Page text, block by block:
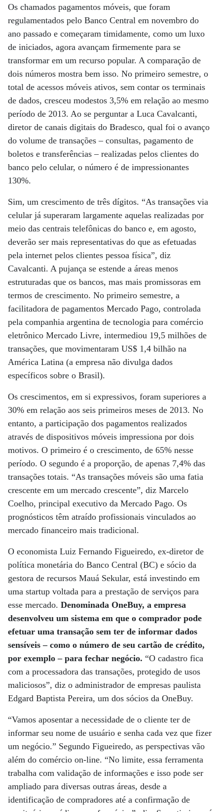
Os chamados pagamentos móveis, que foram
regulamentados pelo Banco Central em novembro do
ano passado e começaram timidamente, como um luxo
de iniciados, agora avançam firmemente para se
transformar em um recurso popular. A comparação de
dois números mostra bem isso. No primeiro semestre, o
total de acessos móveis ativos, sem contar os terminais
de dados, cresceu modestos 3,5% em relação ao mesmo
período de 2013. Ao se perguntar a Luca Cavalcanti,
diretor de canais digitais do Bradesco, qual foi o avanço
do volume de transações – consultas, pagamento de
boletos e transferências – realizadas pelos clientes do
banco pelo celular, o número é de impressionantes
130%.
Sim, um crescimento de três dígitos. “As transações via
celular já superaram largamente aquelas realizadas por
meio das centrais telefônicas do banco e, em agosto,
deverão ser mais representativas do que as efetuadas
pela internet pelos clientes pessoa física”, diz
Cavalcanti. A pujança se estende a áreas menos
estruturadas que os bancos, mas mais promissoras em
termos de crescimento. No primeiro semestre, a
facilitadora de pagamentos Mercado Pago, controlada
pela companhia argentina de tecnologia para comércio
eletrônico Mercado Livre, intermediou 19,5 milhões de
transações, que movimentaram US$ 1,4 bilhão na
América Latina (a empresa não divulga dados
específicos sobre o Brasil).
Os crescimentos, em si expressivos, foram superiores a
30% em relação aos seis primeiros meses de 2013. No
entanto, a participação dos pagamentos realizados
através de dispositivos móveis impressiona por dois
motivos. O primeiro é o crescimento, de 65% nesse
período. O segundo é a proporção, de apenas 7,4% das
transações totais. “As transações móveis são uma fatia
crescente em um mercado crescente”, diz Marcelo
Coelho, principal executivo da Mercado Pago. Os
prognósticos têm atraído profissionais vinculados ao
mercado financeiro mais tradicional.
O economista Luiz Fernando Figueiredo, ex-diretor de
política monetária do Banco Central (BC) e sócio da
gestora de recursos Mauá Sekular, está investindo em
uma startup voltada para a prestação de serviços para
esse mercado. Denominada OneBuy, a empresa
desenvolveu um sistema em que o comprador pode
efetuar uma transação sem ter de informar dados
sensíveis – como o número de seu cartão de crédito,
por exemplo – para fechar negócio. “O cadastro fica
com a processadora das transações, protegido de usos
maliciosos”, diz o administrador de empresas paulista
Edgard Baptista Pereira, um dos sócios da OneBuy.
“Vamos aposentar a necessidade de o cliente ter de
informar seu nome de usuário e senha cada vez que fizer
um negócio.” Segundo Figueiredo, as perspectivas vão
além do comércio on-line. “No limite, essa ferramenta
trabalha com validação de informações e isso pode ser
ampliado para diversas outras áreas, desde a
identificação de compradores até a confirmação de